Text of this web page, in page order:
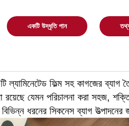
একটি উদ্ধৃতি পান
ল্যামিনেটেড ফিল্ম সহ কাগজের
রয়েছে যেমন পরিচালনা করা সহজ,
ধরনের সিকনেস ব্যাগ